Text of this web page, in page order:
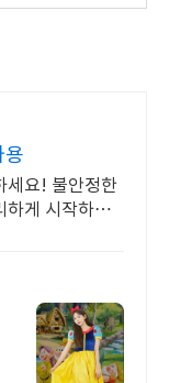
용
세요! 불안정한
하게 시작하세